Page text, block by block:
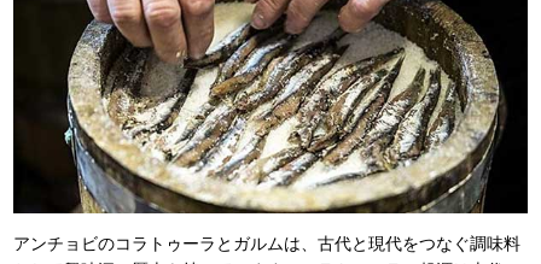
アンチョビのコラトゥーラとガルムは、古代と現代をつなぐ調味料